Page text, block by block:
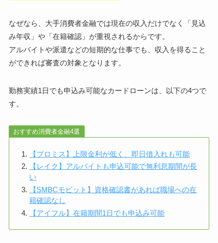
なぜなら、大手消費者金融では現在の収入だけでなく「見込
み年収」や「在籍確認」が重視されるからです。
アルバイトや派遣などの短期的な仕事でも、収入を得ること
ができれば審査の対象となります。
勤務実績1日でも申込み可能なカードローンは、以下の4つで
す。
おすすめ消費者金融4選
【プロミス】上限金利が低く、即日借入れも可能
【レイク】アルバイトも申込可能で無利息期間が長
い
【SMBCモビット】資格確認書があれば職場への在
籍確認なし
【アイフル】在籍期間1日でも申込み可能